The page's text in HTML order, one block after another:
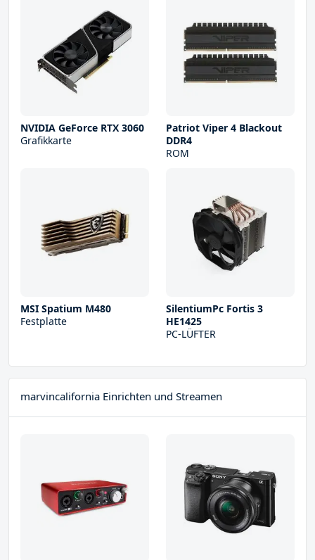
NVIDIA GeForce RTX 3060
Grafikkarte
Patriot Viper 4 Blackout
DDR4
ROM
MSI Spatium M480
Festplatte
SilentiumPc Fortis 3
HE1425
PC-LÜFTER
marvincalifornia Einrichten und Streamen